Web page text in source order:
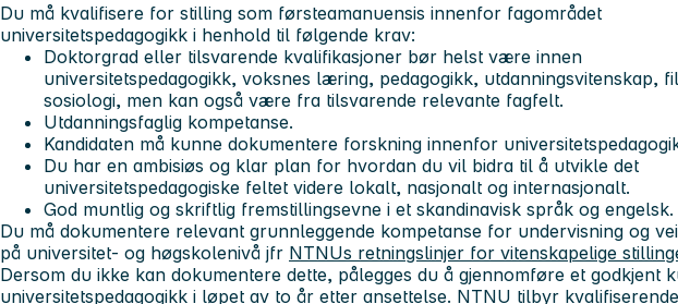
Du må kvalifisere for stilling som førsteamanuensis innenfor fagområdet
universitetspedagogikk i henhold til følgende krav:
Doktorgrad eller tilsvarende kvalifikasjoner bør helst være innen
universitetspedagogikk, voksnes læring, pedagogikk, utdanningsvitenskap,
sosiologi, men kan også være fra tilsvarende relevante fagfelt.
Utdanningsfaglig kompetanse.
Kandidaten må kunne dokumentere forskning innenfor
Du har en ambisiøs og klar plan for hvordan du vil bidra til å utvikle det
universitetspedagogiske feltet videre lokalt, nasjonalt og internasjonalt.
God muntlig og skriftlig fremstillingsevne i et skandinavisk språk og engelsk.
Du må dokumentere relevant grunnleggende kompetanse for undervisning og
på universitet- og høgskolenivå jfr NTNUs retningslinjer for vitenskapelige
Dersom du ikke kan dokumentere dette, pålegges du å gjennomføre et godkjent
universitetspedagogikk i løpet av to år etter ansettelse. NTNU tilbyr